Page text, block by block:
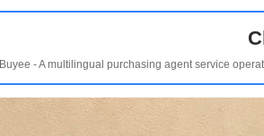
Buyee - A multilingual purchasing agent service